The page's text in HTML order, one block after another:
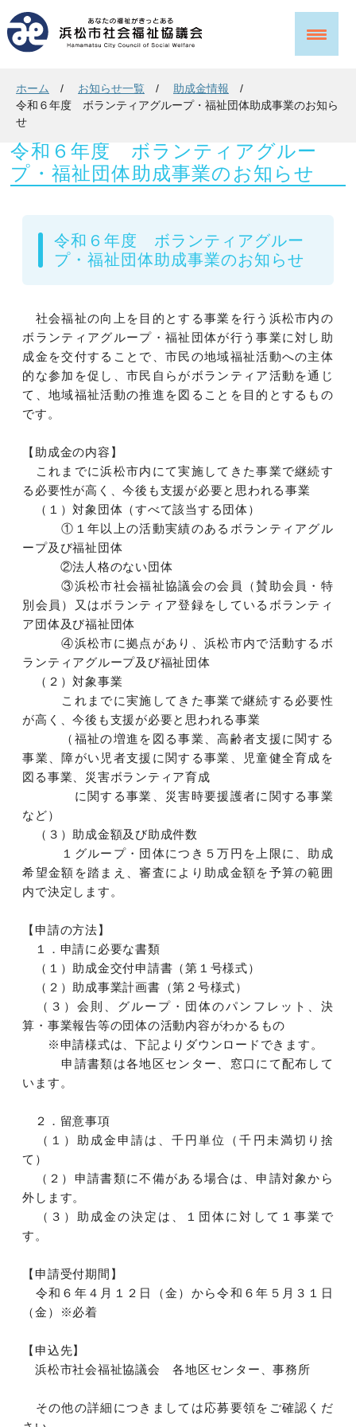
ホーム お知らせ一覧
助成金情報
令和６年度 ボランティアグループ・福祉団体助成事業のお知ら
せ
令和６年度 ボランティアグルー
プ・福祉団体助成事業のお知らせ
令和６年度 ボランティアグルー
プ・福祉団体助成事業のお知らせ
社会福祉の向上を目的とする事業を行う浜松市内の
ボランティアグループ・福祉団体が行う事業に対し助
成金を交付することで、市民の地域福祉活動への主体
的な参加を促し、市民自らがボランティア活動を通じ
て、地域福祉活動の推進を図ることを目的とするもの
です。
【助成金の内容】
これまでに浜松市内にて実施してきた事業で継続す
る必要性が高く、今後も支援が必要と思われる事業
（１）対象団体（すべて該当する団体）
①１年以上の活動実績のあるボランティアグル
ープ及び福祉団体
②法人格のない団体
③浜松市社会福祉協議会の会員（賛助会員・特
別会員）又はボランティア登録をしているボランティ
ア団体及び福祉団体
④浜松市に拠点があり、浜松市内で活動するボ
ランティアグループ及び福祉団体
（２）対象事業
これまでに実施してきた事業で継続する必要性
が高く、今後も支援が必要と思われる事業
（福祉の増進を図る事業、高齢者支援に関する
事業、障がい児者支援に関する事業、児童健全育成を
図る事業、災害ボランティア育成
に関する事業、災害時要援護者に関する事業
など）
（３）助成金額及び助成件数
１グループ・団体につき５万円を上限に、助成
希望金額を踏まえ、審査により助成金額を予算の範囲
内で決定します。
【申請の方法】
１．申請に必要な書類
（１）助成金交付申請書（第１号様式）
（２）助成事業計画書（第２号様式）
（３）会則、グループ・団体のパンフレット、決
算・事業報告等の団体の活動内容がわかるもの
※申請様式は、下記よりダウンロードできます。
申請書類は各地区センター、窓口にて配布して
います。
２．留意事項
（１）助成金申請は、千円単位（千円未満切り捨
て）
（２）申請書類に不備がある場合は、申請対象から
外します。
（３）助成金の決定は、１団体に対して１事業で
す。
【申請受付期間】
令和６年４月１２日（金）から令和６年５月３１日
（金）※必着
【申込先】
浜松市社会福祉協議会 各地区センター、事務所
その他の詳細につきましては応募要領をご確認くだ